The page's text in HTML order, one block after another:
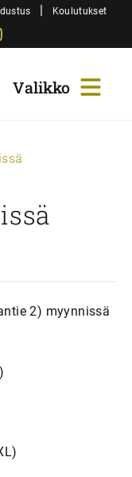
| Koulutukset
2) myynnissä